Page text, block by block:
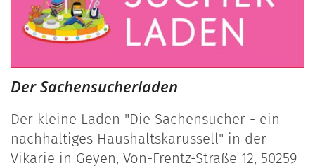
Der Sachensucherladen
Der kleine Laden "Die Sachensucher - ein
nachhaltiges Haushaltskarussell" in der
Vikarie in Geyen, Von-Frentz-Straße 12, 50259